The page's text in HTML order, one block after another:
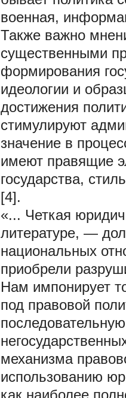
военная,
Также важно
существенными
формирования
идеологии и
достижения
стимулируют
значение в
имеют правящие
государства,
[4].
«... Четкая
литературе, —
национальных
приобрели
Нам импонирует
под правовой
механизма
использованию
как наиболее